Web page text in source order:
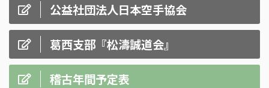
公益社団法人日本空手協会
葛西支部『松濤誠道会』
稽古年間予定表